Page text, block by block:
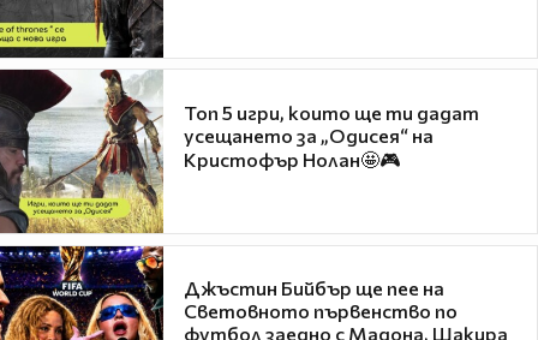
Топ 5 игри, които ще ти дадат
усещането за „Одисея“ на
Кристофър Нолан🤩🎮
Джъстин Бийбър ще пее на
Световното първенство по
футбол заедно с Мадона, Шакира